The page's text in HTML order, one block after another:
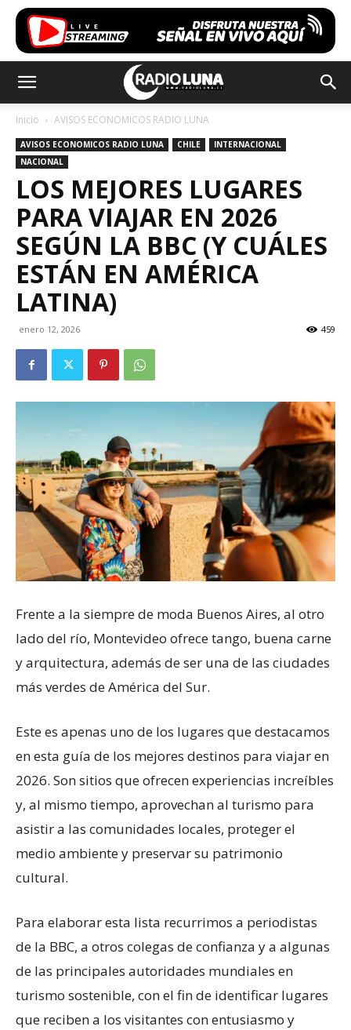
Inicio AVISOS ECONOMICOS RADIO LUNA
AVISOS ECONOMICOS RADIO LUNA CHILE
INTERNACIONAL
NACIONAL
LOS MEJORES LUGARES
PARA VIAJAR EN 2026
SEGÚN LA BBC (Y CUÁLES
ESTÁN EN AMÉRICA
LATINA)
enero 12, 2026 459
Frente a la siempre de moda Buenos Aires, al otro
lado del río, Montevideo ofrece tango, buena carne
y arquitectura, además de ser una de las ciudades
más verdes de América del Sur.
Este es apenas uno de los lugares que destacamos
en esta guía de los mejores destinos para viajar en
2026. Son sitios que ofrecen experiencias increíbles
y, al mismo tiempo, aprovechan al turismo para
asistir a las comunidades locales, proteger el
medio ambiente y preservar su patrimonio
cultural.
Para elaborar esta lista recurrimos a periodistas
de la BBC, a otros colegas de confianza y a algunas
de las principales autoridades mundiales en
turismo sostenible, con el fin de identificar lugares
que reciben a los visitantes con entusiasmo y